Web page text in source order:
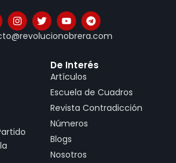
De Interés
Artículos
Escuela de Cuadros
Revista Contradicción
Números
Blogs
Nosotros